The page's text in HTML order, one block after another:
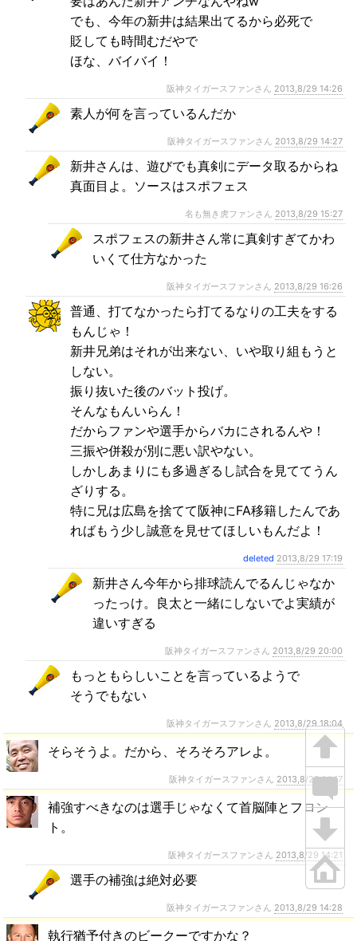
でも、今年の新井は結果出てるから必死で
貶しても時間むだやで
ほな、バイバイ！
阪神タイガースファンさん 2013,8/29 14:26
素人が何を言っているんだか
阪神タイガースファンさん 2013,8/29 14:27
新井さんは、遊びでも真剣にデータ取るからね
真面目よ。ソースはスポフェス
名も無き虎ファンさん 2013,8/29 15:27
スポフェスの新井さん常に真剣すぎてかわ
いくて仕方なかった
阪神タイガースファンさん 2013,8/29 16:26
普通、打てなかったら打てるなりの工夫をする
もんじゃ！
新井兄弟はそれが出来ない、いや取り組もうと
しない。
振り抜いた後のバット投げ。
そんなもんいらん！
だからファンや選手からバカにされるんや！
三振や併殺が別に悪い訳やない。
しかしあまりにも多過ぎるし試合を見ててうん
ざりする。
特に兄は広島を捨てて阪神にFA移籍したんであ
ればもう少し誠意を見せてほしいもんだよ！
deleted 2013,8/29 17:19
新井さん今年から排球読んでるんじゃなか
ったっけ。良太と一緒にしないでよ実績が
違いすぎる
阪神タイガースファンさん 2013,8/29 20:00
もっともらしいことを言っているようで
そうでもない
阪神タイガースファンさん 2013,8/29 18:04
そらそうよ。だから、そろそろアレよ。
阪神タイガースファンさん 2013,8/29 14:17
補強すべきなのは選手じゃなくて首脳陣とフロン
ト。
阪神タイガースファンさん 2013,8/29 14:21
選手の補強は絶対必要
阪神タイガースファンさん 2013,8/29 14:28
執行猶予付きのビークーですかな？